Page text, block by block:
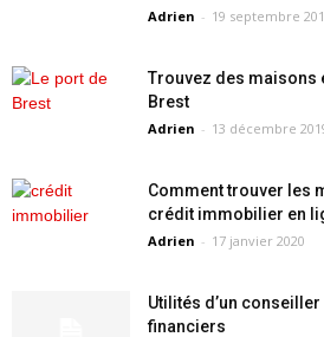
Adrien - 19 septembre
Trouvez des maisons
Brest
Adrien - 13 décembre
Comment trouver les
crédit immobilier en
Adrien - 17 janvier 2020
Utilités d’un
financiers